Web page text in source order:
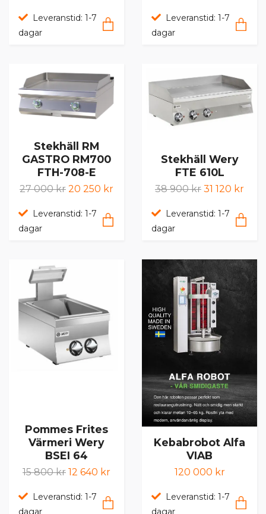
Leveranstid: 1-7
dagar
Leveranstid: 1-7
dagar
Stekhäll RM
GASTRO RM700
FTH-708-E
27 000 kr 20 250 kr
Leveranstid: 1-7
dagar
Stekhäll Wery
FTE 610L
38 900 kr 31 120 kr
Leveranstid: 1-7
dagar
Pommes Frites
Värmeri Wery
BSEI 64
15 800 kr 12 640 kr
Leveranstid: 1-7
dagar
Kebabrobot Alfa
VIAB
120 000 kr
Leveranstid: 1-7
dagar